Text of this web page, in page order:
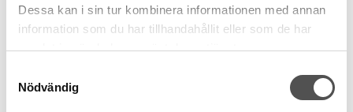
Dessa kan i sin tur kombinera informationen med annan
information som du har tillhandahållit eller som de har
samlat in när du har använt deras tjänster.
Nödvändig